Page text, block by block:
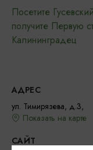
Посетите
получите Первую
Калининградец
АДРЕС
ул. Тимирязева, д.3,
Показать на карте
САЙТ